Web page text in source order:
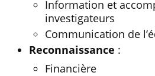
Information et
investigateurs
Communication de
Reconnaissance :
Financière